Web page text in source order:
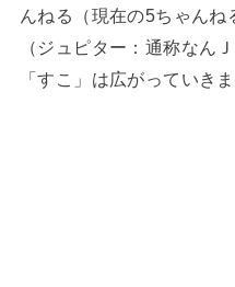
んねる（現在の5ちゃんね
（ジュピター：通称なん
「すこ」は広がっていきま